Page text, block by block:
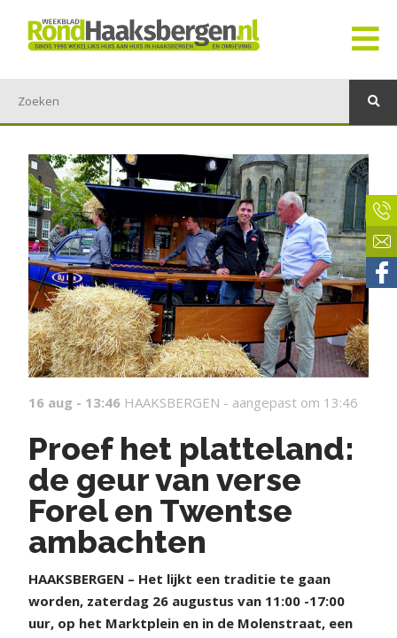
16 aug - 13:46 HAAKSBERGEN - aangepast om 13:46
Proef het platteland:
de geur van verse
Forel en Twentse
ambachten
HAAKSBERGEN – Het lijkt een traditie te gaan
worden, zaterdag 26 augustus van 11:00 -17:00
uur, op het Marktplein en in de Molenstraat, een